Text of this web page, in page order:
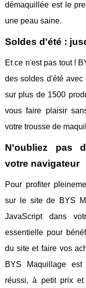
démaquillée est le
une peau saine.
Soldes d'été :
Et ce n'est pas tout !
des soldes d'été
sur plus de 1500
vous faire plaisir
votre trousse de
N'oubliez pas
votre navigateur
Pour profiter
sur le site de BYS
JavaScript dans
essentielle pour
du site et faire vos
BYS Maquillage
réussi, à petit prix et